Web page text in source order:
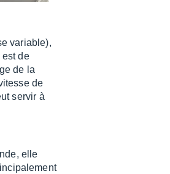
variable),
de
de la
de
servir à
elle